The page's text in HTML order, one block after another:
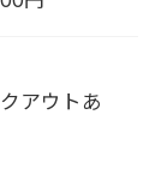
アウトあ